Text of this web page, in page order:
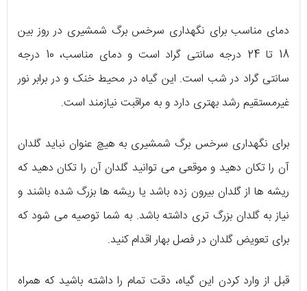
دمای مناسب برای نگهداری سرخس برگ شمشیری در روز بین
18 تا 24 درجه سانتی گراد است و دمای مناسب، 10 درجه
سانتی گراد در شب است. این گیاه در محیط خنک و در برابر نور
غیرمستقیم رشد بهتری دارد و به مراقبت نیازمند است.
برای نگهداری سرخس برگ شمشیری به هیچ عنوان نباید گلدان
آن را تکان دهید و موقعی می توانید گلدان آن را تکان دهید که
ریشه ها از گلدان بیرون زده باشد یا ریشه ها بزرگ شده باشند و
نیاز به گلدان بزرگ تری داشته باشد. به شما توصیه می شود که
برای تعویض گلدان در فصل بهار اقدام کنید.
قبل از وارد کردن این گیاه، دقت تمام را داشته باشید که همراه